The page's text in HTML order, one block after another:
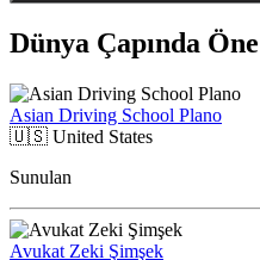
Dünya Çapında
Asian Driving School Plano
🇺🇸 United States
Sunulan
Avukat Zeki Şimşek